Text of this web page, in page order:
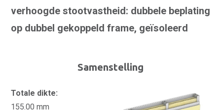
verhoogde stootvastheid: dubbele beplating
op dubbel gekoppeld frame, geïsoleerd
Samenstelling
Totale dikte:
155.00 mm